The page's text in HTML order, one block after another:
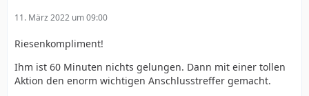
11. März 2022 um 09:00
Riesenkompliment!
Ihm ist 60 Minuten nichts gelungen. Dann mit einer tollen
Aktion den enorm wichtigen Anschlusstreffer gemacht.